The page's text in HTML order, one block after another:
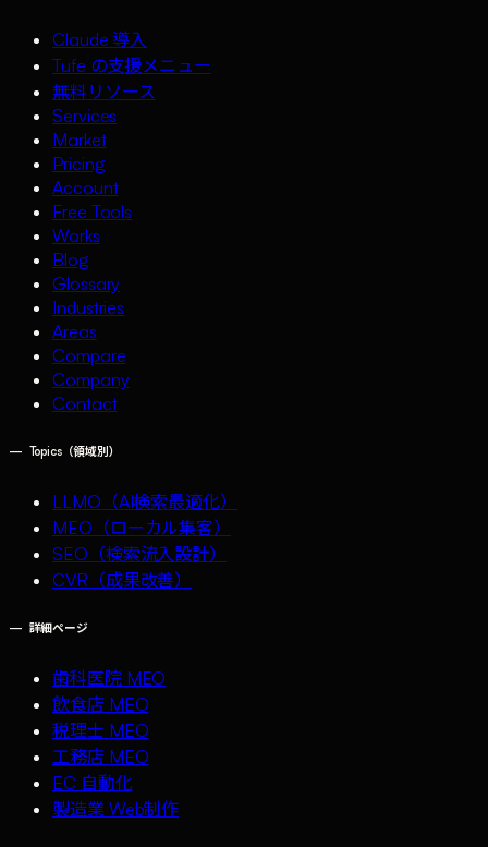
Claude 導入
Tufe の支援メニュー
無料リソース
Services
Market
Pricing
Account
Free Tools
Works
Blog
Glossary
Industries
Areas
Compare
Company
Contact
— Topics（領域別）
LLMO（AI検索最適化）
MEO（ローカル集客）
SEO（検索流入設計）
CVR（成果改善）
— 詳細ページ
歯科医院 MEO
飲食店 MEO
税理士 MEO
工務店 MEO
EC 自動化
製造業 Web制作